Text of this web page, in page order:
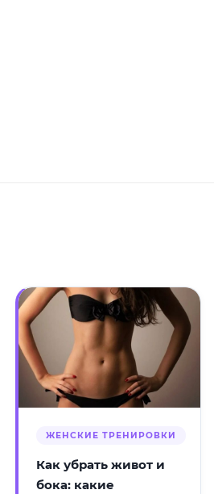
ЖЕНСКИЕ ТРЕНИРОВКИ
Как убрать живот и
бока: какие